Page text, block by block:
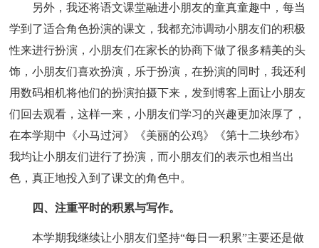
另外，我还将语文课堂融进小朋友的童真童趣中，每当
学到了适合角色扮演的课文，我都充沛调动小朋友们的积极
性来进行扮演，小朋友们在家长的协商下做了很多精美的头
饰，小朋友们喜欢扮演，乐于扮演，在扮演的同时，我还利
用数码相机将他们的扮演拍摄下来，发到博客上面让小朋友
们回去观看，这样一来，小朋友们学习的兴趣更加浓厚了，
在本学期中《小马过河》《美丽的公鸡》《第十二块纱布》
我均让小朋友们进行了扮演，而小朋友们的表示也相当出
色，真正地投入到了课文的角色中。
四、注重平时的积累与写作。
本学期我继续让小朋友们坚持“每日一积累”主要还是做